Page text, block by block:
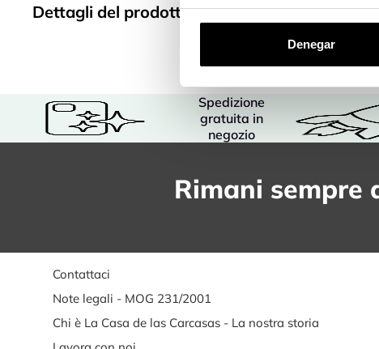
Denegar
Dettagli del prodotto
Spedizione
gratuita in
negozio
Rimani sempre
Contattaci
Note legali - MOG 231/2001
Chi è La Casa de las Carcasas - La nostra storia